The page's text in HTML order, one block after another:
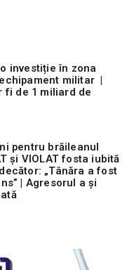
investiție în zona
militar |
fi de 1 miliard de
pentru brăileanul
și VIOLAT fosta iubită
„Tânăra a fost
| Agresorul a și